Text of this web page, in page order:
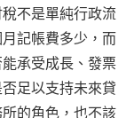
不是單純行政流
記帳費多少，而
承受成長、發票
足以支持未來貸
的角色，也不該